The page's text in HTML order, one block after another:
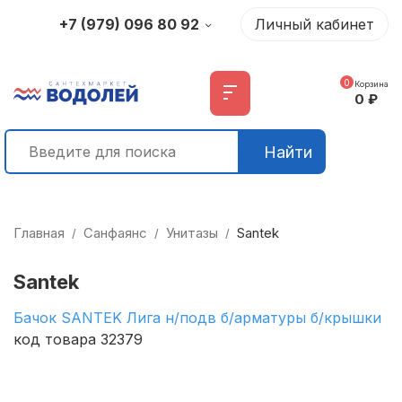
+7 (979) 096 80 92 Личный кабинет
Найти
0 Корзина
0 ₽
Главная / Санфаянс / Унитазы / Santek
Santek
Бачок SANTEK Лига н/подв б/арматуры б/крышки
код товара 32379